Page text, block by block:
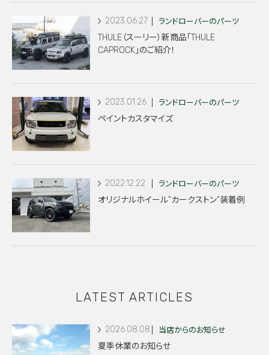
2023.06.27 ランドローバーのパーツ
THULE（スーリー）新商品「THULE
CAPROCK」のご紹介！
2023.01.26 ランドローバーのパーツ
ペイントカスタマイズ
2022.12.22 ランドローバーのパーツ
オリジナルホイール”カークストン”装着例
LATEST ARTICLES
2026.08.08 当店からのお知らせ
夏季休業のお知らせ